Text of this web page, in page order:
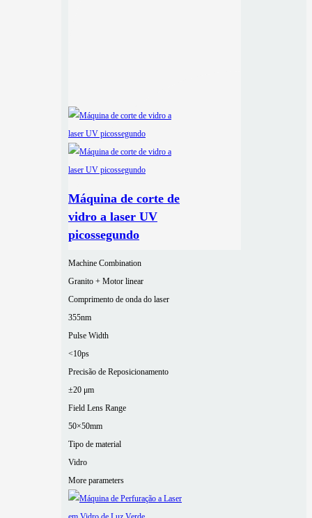
Máquina de corte de
vidro a laser UV
picossegundo
Machine Combination
Granito + Motor linear
Comprimento de onda do laser
355nm
Pulse Width
<10ps
Precisão de Reposicionamento
±20 μm
Field Lens Range
50×50mm
Tipo de material
Vidro
More parameters